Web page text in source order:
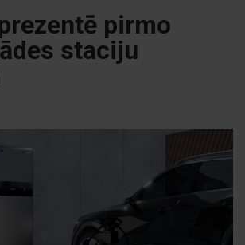
pirmo
staciju